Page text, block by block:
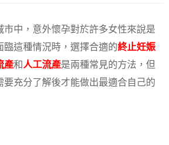
市中，意外懷孕對於許多女性來說是
臨這種情況時，選擇合適的終止妊娠
產和人工流產是兩種常見的方法，但
要充分了解後才能做出最適合自己的